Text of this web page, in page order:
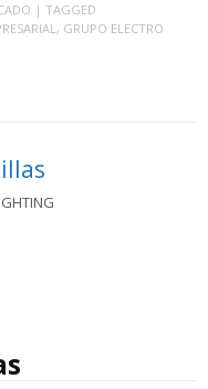
| TAGGED
, GRUPO ELECTRO